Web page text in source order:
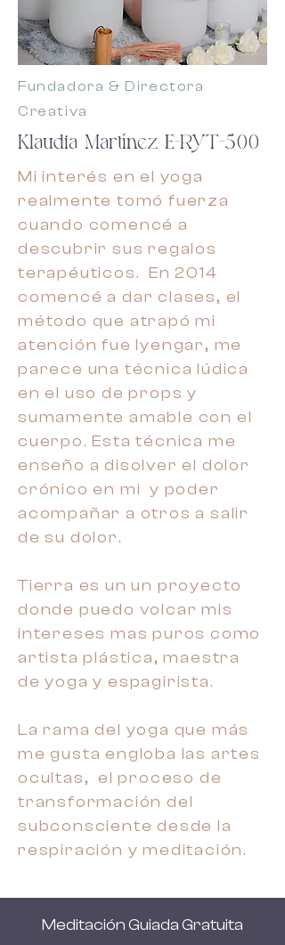
Fundadora & Directora
Creativa
Klaudia Martínez E-RYT-500
Mi interés en el yoga
realmente tomó fuerza
cuando comencé a
descubrir sus regalos
terapéuticos. En 2014
comencé a dar clases, el
método que atrapó mi
atención fue Iyengar, me
parece una técnica lúdica
en el uso de props y
sumamente amable con el
cuerpo. Esta técnica me
enseño a disolver el dolor
crónico en mi y poder
acompañar a otros a salir
de su dolor.
Tierra es un un proyecto
donde puedo volcar mis
intereses mas puros como
artista plástica, maestra
de yoga y espagirista.
La rama del yoga que más
me gusta engloba las artes
ocultas, el proceso de
transformación del
subconsciente desde la
respiración y meditación.
Meditación Guiada Gratuita